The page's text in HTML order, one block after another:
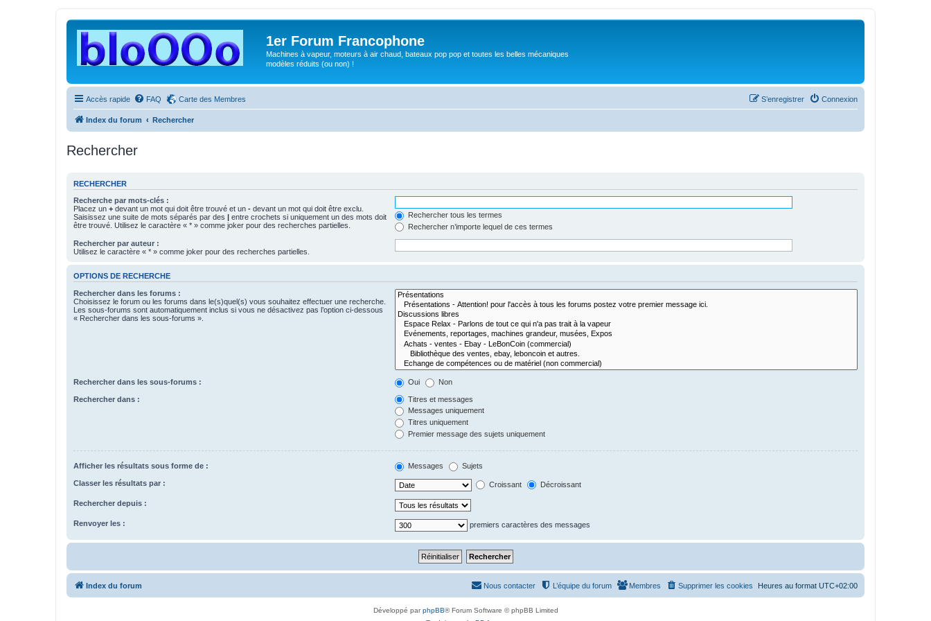
1er Forum Francophone
Machines à vapeur, moteurs à air chaud, bateaux pop pop et toutes les belles mécaniques
modèles réduits (ou non) !
Accès rapide FAQ Carte des Membres Connexion
S’enregistrer
Index du forum Rechercher
Rechercher
RECHERCHER
Recherche par mots-clés :
Placez un + devant un mot qui doit être trouvé et un - devant un mot qui doit être exclu.
Saisissez une suite de mots séparés par des | entre crochets si uniquement un des mots doit
être trouvé. Utilisez le caractère « * » comme joker pour des recherches partielles.
Rechercher tous les termes
Rechercher n’importe lequel de ces termes
Rechercher par auteur :
Utilisez le caractère « * » comme joker pour des recherches partielles.
OPTIONS DE RECHERCHE
Rechercher dans les forums :
Choisissez le forum ou les forums dans le(s)quel(s) vous souhaitez effectuer une recherche.
Les sous-forums sont automatiquement inclus si vous ne désactivez pas l’option ci-dessous
« Rechercher dans les sous-forums ».
Rechercher dans les sous-forums : Oui Non
Rechercher dans :
Titres et messages
Messages uniquement
Titres uniquement
Premier message des sujets uniquement
Afficher les résultats sous forme de : Messages Sujets
Classer les résultats par : Croissant Décroissant
Rechercher depuis :
Renvoyer les : premiers caractères des messages
Index du forum Heures au format UTC+02:00
Supprimer les cookies
Membres
L’équipe du forum
Nous contacter
Développé parphpBB® Forum Software © phpBB Limited